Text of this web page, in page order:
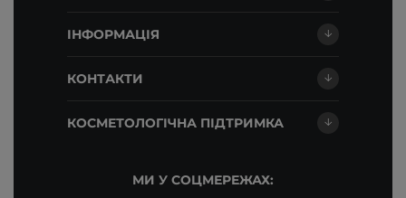
ІНФОРМАЦІЯ
КОНТАКТИ
КОСМЕТОЛОГІЧНА ПІДТРИМКА
МИ У СОЦМЕРЕЖАХ: